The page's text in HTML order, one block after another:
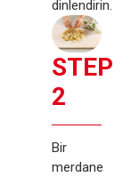
dinlendirin.
STEP
2
Bir
merdane